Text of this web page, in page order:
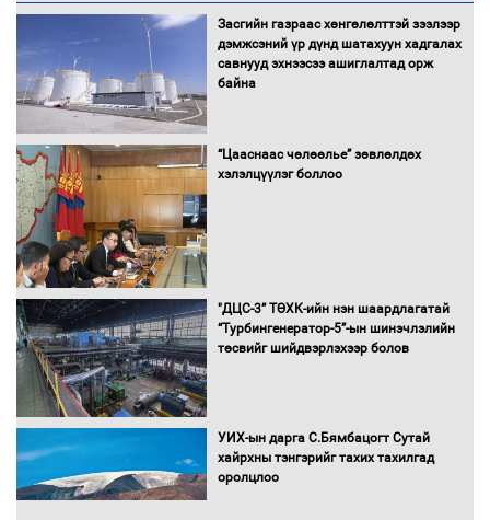
Засгийн газраас хөнгөлөлттэй зээлээр
дэмжсэний үр дүнд шатахуун хадгалах
савнууд эхнээсээ ашиглалтад орж
байна
“Цааснаас чөлөөлье” зөвлөлдөх
хэлэлцүүлэг боллоо
"ДЦС-3” ТӨХК-ийн нэн шаардлагатай
“Турбингенератор-5”-ын шинэчлэлийн
төсвийг шийдвэрлэхээр болов
УИХ-ын дарга С.Бямбацогт Сутай
хайрхны тэнгэрийг тахих тахилгад
оролцлоо